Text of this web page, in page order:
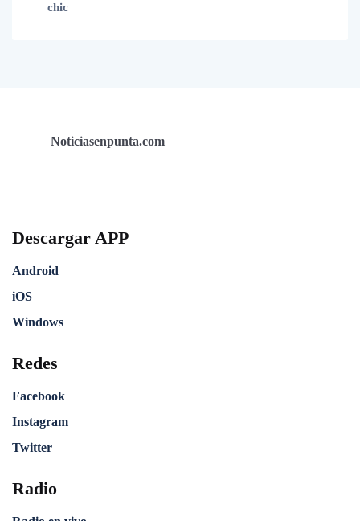
chic
Noticiasenpunta.com
Descargar APP
Android
iOS
Windows
Redes
Facebook
Instagram
Twitter
Radio